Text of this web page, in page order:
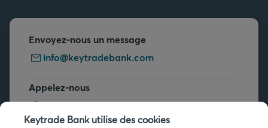
Envoyez-nous un message
info@keytradebank.com
Appelez-nous
+32 2 679 90 00
Keytrade Bank utilise des cookies